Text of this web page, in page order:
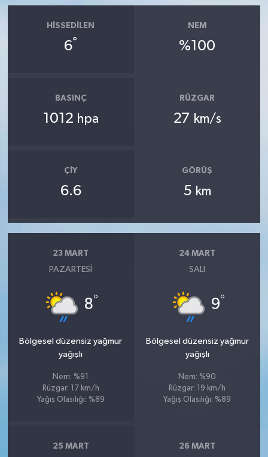
HISSEDILEN
6°
NEM
%100
BASINÇ
1012 hpa
RÜZGAR
27 km/s
ÇIY
6.6
GÖRÜŞ
5 km
23 MART
PAZARTESI
8°
Bölgesel düzensiz yağmur
yağışlı
Nem: %91
Rüzgar: 17 km/h
Yağış Olasılığı: %89
24 MART
SALI
9°
Bölgesel düzensiz yağmur
yağışlı
Nem: %90
Rüzgar: 19 km/h
Yağış Olasılığı: %89
25 MART 26 MART